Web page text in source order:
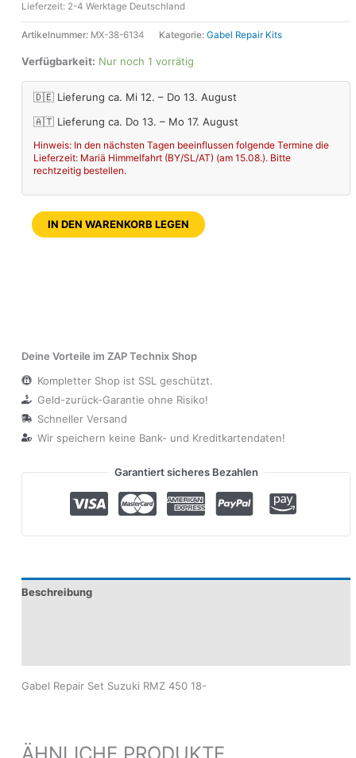
Lieferzeit: 2-4 Werktage Deutschland
Artikelnummer: MX-38-6134 Kategorie: Gabel Repair Kits
Verfügbarkeit: Nur noch 1 vorrätig
🇩🇪 Lieferung ca. Mi 12. – Do 13. August
🇦🇹 Lieferung ca. Do 13. – Mo 17. August
Hinweis: In den nächsten Tagen beeinflussen folgende Termine die
Lieferzeit: Mariä Himmelfahrt (BY/SL/AT) (am 15.08.). Bitte
rechtzeitig bestellen.
IN DEN WARENKORB LEGEN
Deine Vorteile im ZAP Technix Shop
Kompletter Shop ist SSL geschützt.
Geld-zurück-Garantie ohne Risiko!
Schneller Versand
Wir speichern keine Bank- und Kreditkartendaten!
Garantiert sicheres Bezahlen
Beschreibung
Gabel Repair Set Suzuki RMZ 450 18-
ÄHNLICHE PRODUKTE